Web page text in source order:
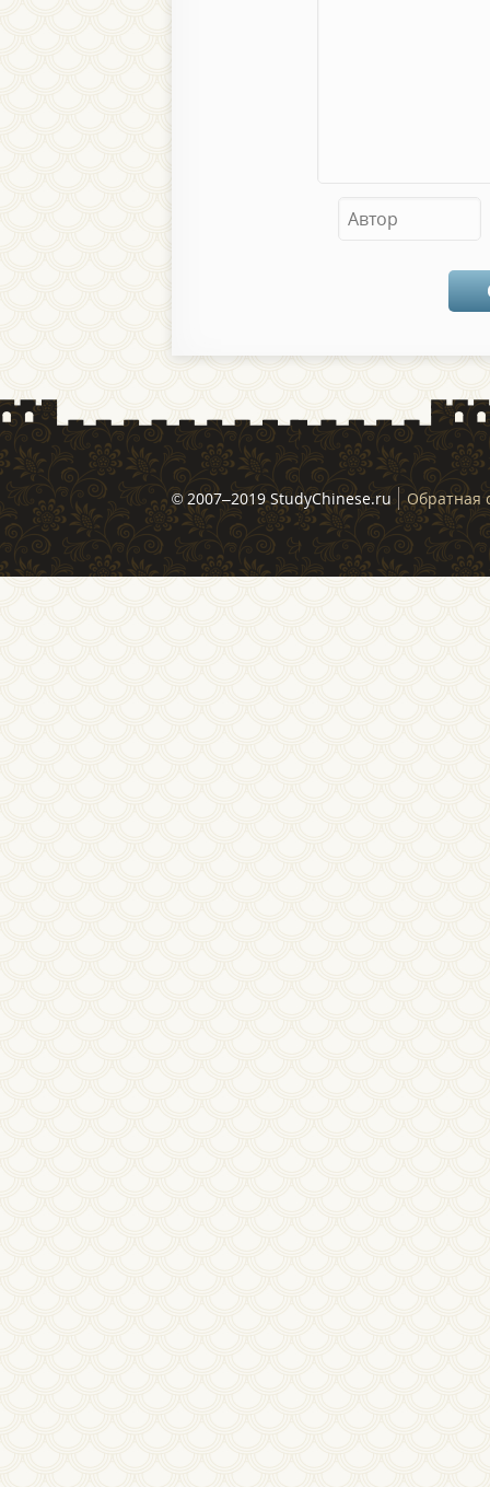
© 2007–2019 StudyChinese.ru Обратная